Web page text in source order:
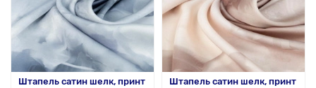
Штапель сатин шелк, принт
Штапель сатин шелк, принт